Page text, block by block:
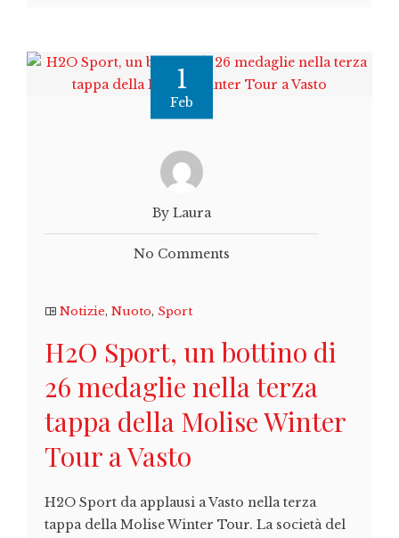
1
Feb
By Laura
No Comments
Notizie, Nuoto, Sport
H2O Sport, un bottino di
26 medaglie nella terza
tappa della Molise Winter
Tour a Vasto
H2O Sport da applausi a Vasto nella terza
tappa della Molise Winter Tour. La società del